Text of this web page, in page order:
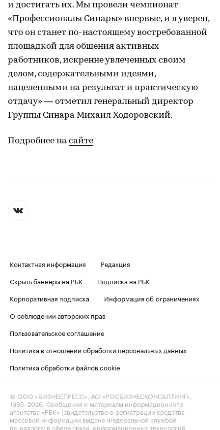
и достигать их. Мы провели чемпионат
«Профессионалы Синары» впервые, и я уверен,
что он станет по-настоящему востребованной
площадкой для общения активных
работников, искренне увлеченных своим
делом, содержательными идеями,
нацеленными на результат и практическую
отдачу» — отметил генеральный директор
Группы Синара Михаил Ходоровский.
Подробнее на сайте
Контактная информация
Редакция
Скрыть баннеры на РБК
Подписка на РБК
Корпоративная подписка
Информация об ограничениях
О соблюдении авторских прав
Пользовательское соглашение
Политика в отношении обработки персональных данных
Политика обработки файлов cookie
© ООО «БИЗНЕСПРЕСС», АО «РОСБИЗНЕСКОНСАЛТИНГ»,
1995–2026. Сообщения и материалы информационного
агентства «РБК» (свидетельство о регистрации средства
массовой информации выдано Федеральной службой
по надзору в сфере связи, информационных технологий